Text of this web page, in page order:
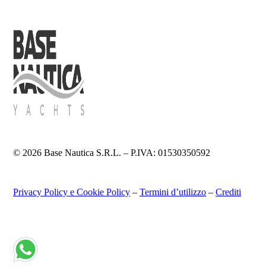
© 2026 Base Nautica S.R.L. – P.IVA: 01530350592
Privacy Policy e Cookie Policy – Termini d’utilizzo – Crediti